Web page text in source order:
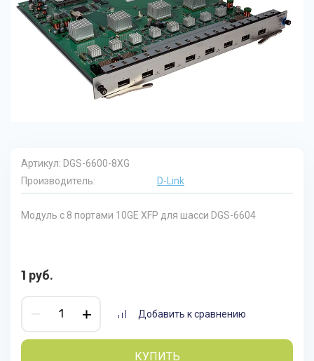
Артикул: DGS-6600-8XG
Производитель:
D-Link
Модуль с 8 портами 10GE XFP для шасси DGS-6604
1 руб.
Добавить к сравнению
КУПИТЬ